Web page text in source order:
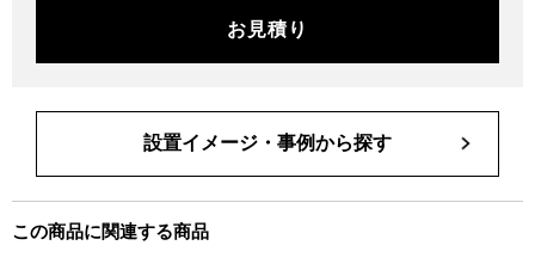
お見積り
設置イメージ・事例から探す
この商品に関連する商品